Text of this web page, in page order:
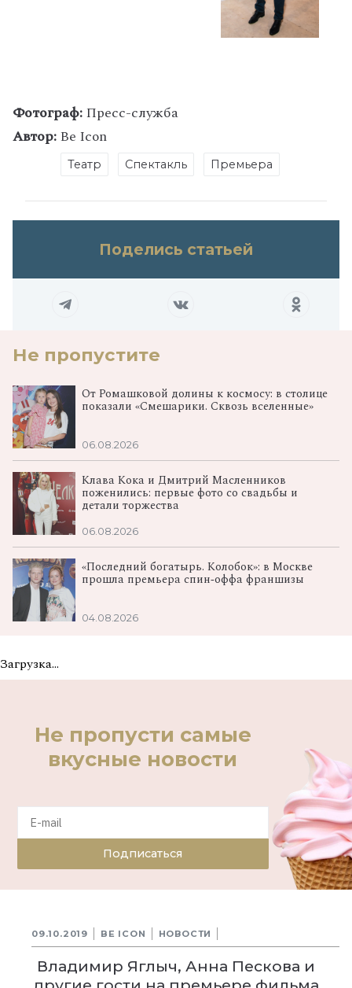
Фотограф:Пресс-служба
Автор:Be Icon
Театр Спектакль Премьера
Поделись статьей
Не пропустите
От Ромашковой долины к космосу: в столице
показали «Смешарики. Сквозь вселенные»
06.08.2026
Клава Кока и Дмитрий Масленников
поженились: первые фото со свадьбы и
детали торжества
06.08.2026
«Последний богатырь. Колобок»: в Москве
прошла премьера спин‑оффа франшизы
04.08.2026
Загрузка...
Не пропусти самые
вкусные новости
Подписаться
09.10.2019 BE ICON НОВОСТИ
Владимир Яглыч, Анна Пескова и